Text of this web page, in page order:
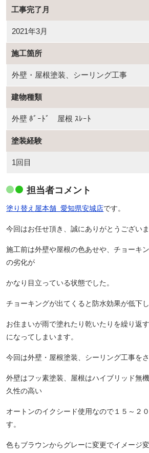
工事完了月
2021年3月
施工箇所
外壁・屋根塗装、シーリング工事
建物種類
外壁 ﾎﾞｰﾄﾞ 屋根 ｽﾚｰﾄ
塗装経験
1回目
担当者コメント
塗り替え屋本舗愛知県安城店です。
今回はお任せ頂き、誠にありがとうございま
施工前は外壁や屋根の色あせや、チョーキ
の劣化が
かなり目立っている状態でした。
チョーキングが出てくると防水効果が低下
お住まいが雨で塗れたり乾いたりを繰り返
になってしまいます。
今回は外壁・屋根塗装、シーリング工事を
外壁はフッ素塗装、屋根はハイブリッド無
久性の高い
オートンのイクシード使用なので１５～２
す。
色もブラウンからグレーに変更でイメージ